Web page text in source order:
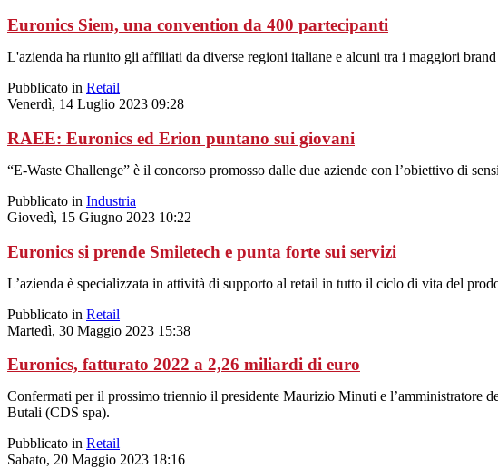
Euronics Siem, una convention da 400 partecipanti
L'azienda ha riunito gli affiliati da diverse regioni italiane e alcuni tra i maggiori
Pubblicato in Retail
Venerdì, 14 Luglio 2023 09:28
RAEE: Euronics ed Erion puntano sui giovani
“E-Waste Challenge” è il concorso promosso dalle due aziende con l’obiettivo di
Pubblicato in Industria
Giovedì, 15 Giugno 2023 10:22
Euronics si prende Smiletech e punta forte sui servizi
L’azienda è specializzata in attività di supporto al retail in tutto il ciclo di vita del
Pubblicato in Retail
Martedì, 30 Maggio 2023 15:38
Euronics, fatturato 2022 a 2,26 miliardi di euro
Confermati per il prossimo triennio il presidente Maurizio Minuti e l’amministratore
Butali (CDS spa).
Pubblicato in Retail
Sabato, 20 Maggio 2023 18:16